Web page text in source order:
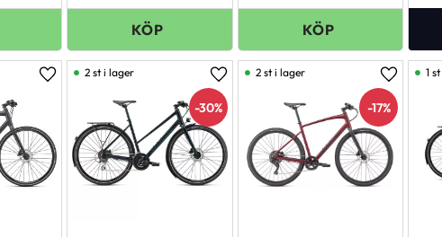
Lägg till i favoriter
30%
Lägg till i favoriter
2 st i lager
17%
Lägg till
2 st i lager 1